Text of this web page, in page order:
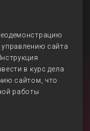
сайта
в курс дела
сайтом, что
работы